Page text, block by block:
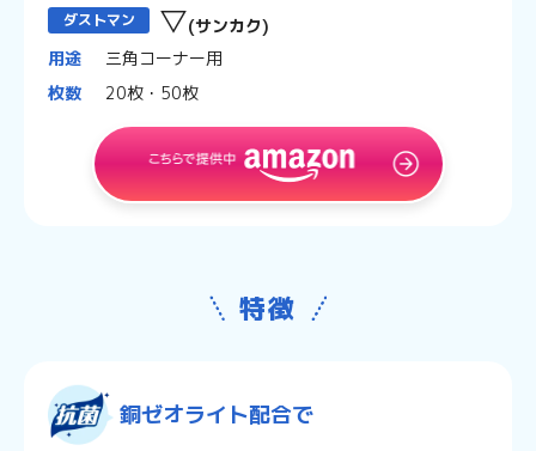
ダストマン ▽(サンカク)
用途
三角コーナー用
枚数
20枚・50枚
特徴
銅ゼオライト配合で